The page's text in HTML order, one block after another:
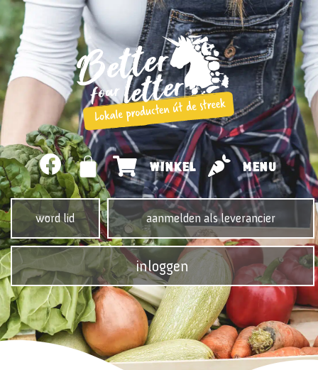
WINKEL MENU
word lid aanmelden als leverancier
inloggen